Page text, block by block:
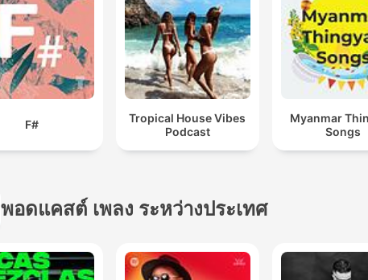
F#
Tropical House Vibes
Podcast
Myanmar
Songs
พอดแคสต์ เพลง ระหว่างประเทศ